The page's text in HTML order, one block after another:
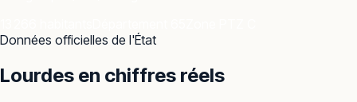
Données officielles de l'État
Lourdes en chiffres réels